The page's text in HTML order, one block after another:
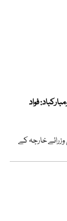
کرنے والے’’2 افراد‘‘کومبارکباد: فواد
خارجہ کے